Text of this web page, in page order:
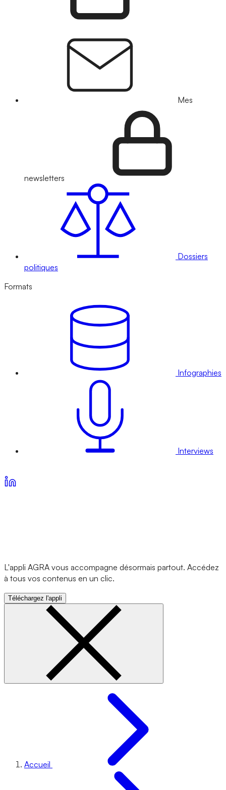
Mes
newsletters
Dossiers
politiques
Formats
Infographies
Interviews
L'appli AGRA vous accompagne désormais partout. Accédez
à tous vos contenus en un clic.
Téléchargez l'appli
Accueil